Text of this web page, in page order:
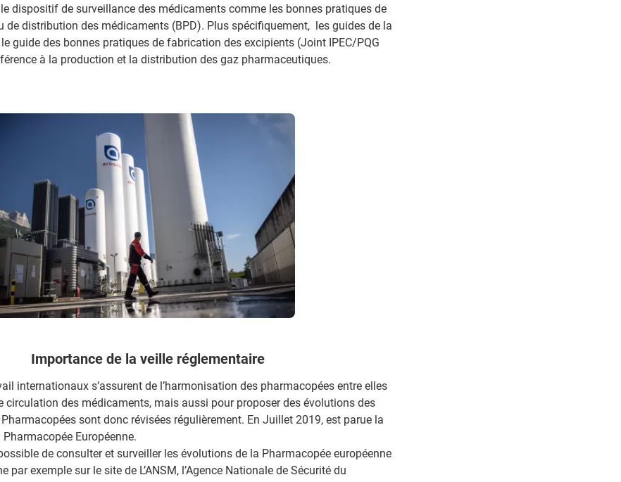
dispositif de surveillance des médicaments comme les bonnes pratiques de
de distribution des médicaments (BPD). Plus spécifiquement, les guides de la
guide des bonnes pratiques de fabrication des excipients (Joint IPEC/PQG
à la production et la distribution des gaz pharmaceutiques.
Importance de la veille réglementaire
internationaux s’assurent de l’harmonisation des pharmacopées entre elles
circulation des médicaments, mais aussi pour proposer des évolutions des
sont donc révisées régulièrement. En Juillet 2019, est parue la
Européenne.
de consulter et surveiller les évolutions de la Pharmacopée européenne
par exemple sur le site de L’ANSM, l’Agence Nationale de Sécurité du